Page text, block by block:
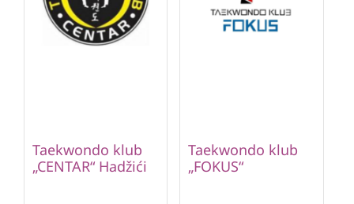
Taekwondo klub
„CENTAR“ Hadžići
Taekwondo klub
„FOKUS“